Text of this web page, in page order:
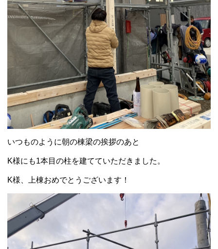
いつものように朝の棟梁の挨拶のあと
K様にも1本目の柱を建てていただきました。
K様、上棟おめでとうございます！